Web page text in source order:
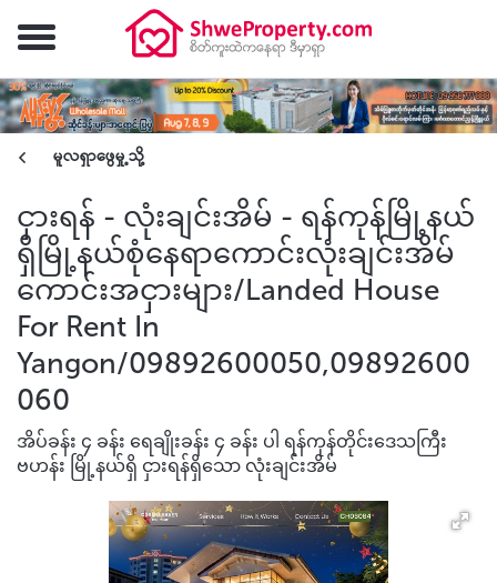
ငှားရန် - လုံးချင်းအိမ် - ရန်ကုန်မြို့နယ်
ရှိမြို့နယ်စုံနေရာကောင်းလုံးချင်းအိမ်
ကောင်းအငှားများ/Landed House
For Rent In
Yangon/09892600050,09892600
060
အိပ်ခန်း ၄ ခန်း ရေချိုးခန်း ၄ ခန်း ပါ ရန်ကုန်တိုင်းဒေသကြီး
ဗဟန်း မြို့နယ်ရှိ ငှားရန်ရှိသော လုံးချင်းအိမ်
မူလရှာဖွေမှု့သို့